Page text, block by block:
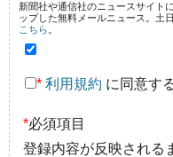
新聞社や通信社のニュースサイト
ップした無料メールニュース。土
こちら
* 利用規約 に同意する
*必須項目
登録内容が反映される